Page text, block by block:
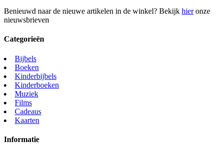
Benieuwd naar de nieuwe artikelen in de winkel? Bekijk hieronze
nieuwsbrieven
Categorieën
Bijbels
Boeken
Kinderbijbels
Kinderboeken
Muziek
Films
Cadeaus
Kaarten
Informatie